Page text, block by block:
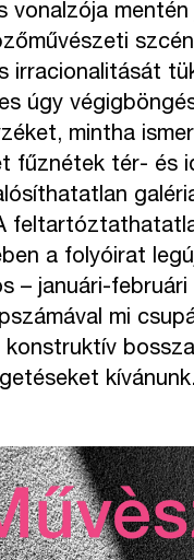
vonalzója
irracionalitását
úgy
mintha
fűznétek tér- és
a folyóirat
– januári-februári
mi
konstruktív
kívánunk.